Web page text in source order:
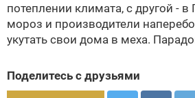
потеплении климата, с другой -
мороз и производители
укутать свои дома в меха.
Поделитесь с друзьями